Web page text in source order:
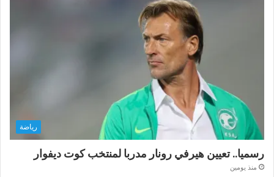
رياضة
رسميا.. تعيين هيرفي رونار مدربا لمنتخب كوت ديفوار
منذ يومين